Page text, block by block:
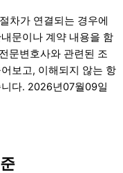
차가 연결되는 경우에
문이나 계약 내용을 함
문변호사와 관련된 조
보고, 이해되지 않는 항
다. 2026년07월09일